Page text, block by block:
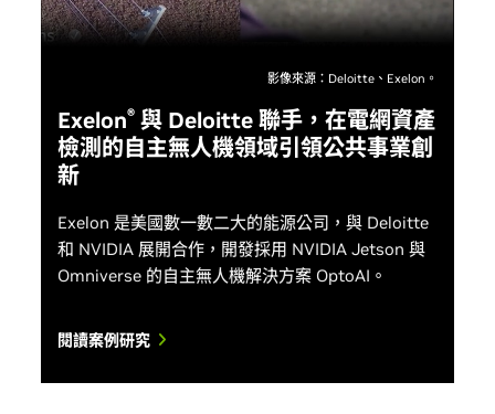
影像來源：Deloitte、Exelon。
Exelon® 與 Deloitte 聯手，在電網資產
檢測的自主無人機領域引領公共事業創
新
Exelon 是美國數一數二大的能源公司，與 Deloitte
和 NVIDIA 展開合作，開發採用 NVIDIA Jetson 與
Omniverse 的自主無人機解決方案 OptoAI。
閱讀案例研究